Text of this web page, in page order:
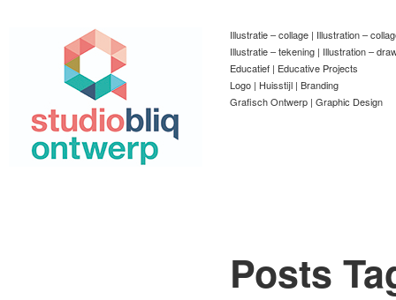
Illustratie – collage | Illustration –
Illustratie – tekening | Illustration –
Educatief | Educative Projects
Logo | Huisstijl | Branding
Grafisch Ontwerp | Graphic Design
Posts